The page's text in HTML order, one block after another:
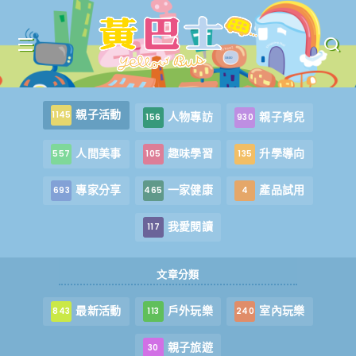
1145 親子活動 156 人物專訪 930 親子育兒
557 人間美事 105 趣味學習 135 升學導向
693 專家分享 465 一家健康 4 產品試用
117 我愛閱讀
文章分類
843 最新活動 113 戶外玩樂 240 室內玩樂
30 親子旅遊